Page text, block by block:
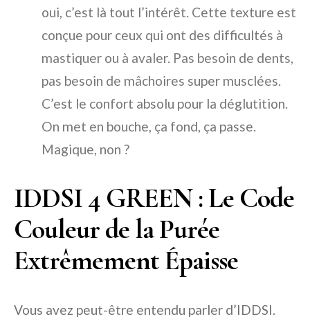
oui, c’est là tout l’intérêt. Cette texture est
conçue pour ceux qui ont des difficultés à
mastiquer ou à avaler. Pas besoin de dents,
pas besoin de mâchoires super musclées.
C’est le confort absolu pour la déglutition.
On met en bouche, ça fond, ça passe.
Magique, non ?
IDDSI 4 GREEN : Le Code
Couleur de la Purée
Extrêmement Épaisse
Vous avez peut-être entendu parler d’IDDSI.